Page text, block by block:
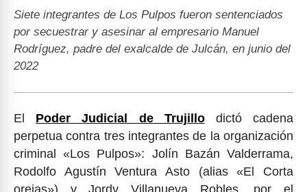
Siete integrantes de Los Pulpos fueron sentenciados
por secuestrar y asesinar al empresario Manuel
Rodríguez, padre del exalcalde de Julcán, en junio del
2022
El Poder Judicial de Trujillo
dictó cadena
perpetua contra tres integrantes de la organización
criminal «Los Pulpos»: Jolín Bazán Valderrama,
Rodolfo Agustín Ventura Asto (alias «El Corta
orejas») y Jordy Villanueva Robles, por el